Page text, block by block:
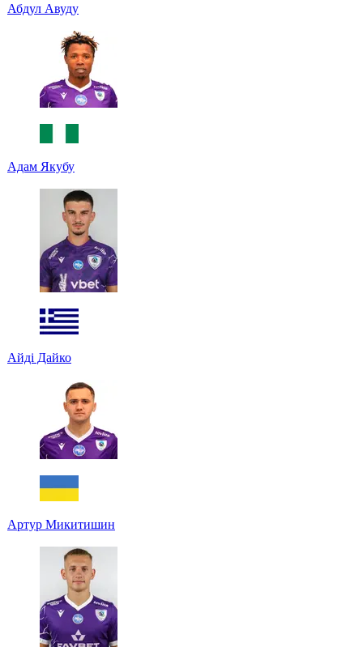
Абдул Авуду
Адам Якубу
Айді Дайко
Артур Микитишин